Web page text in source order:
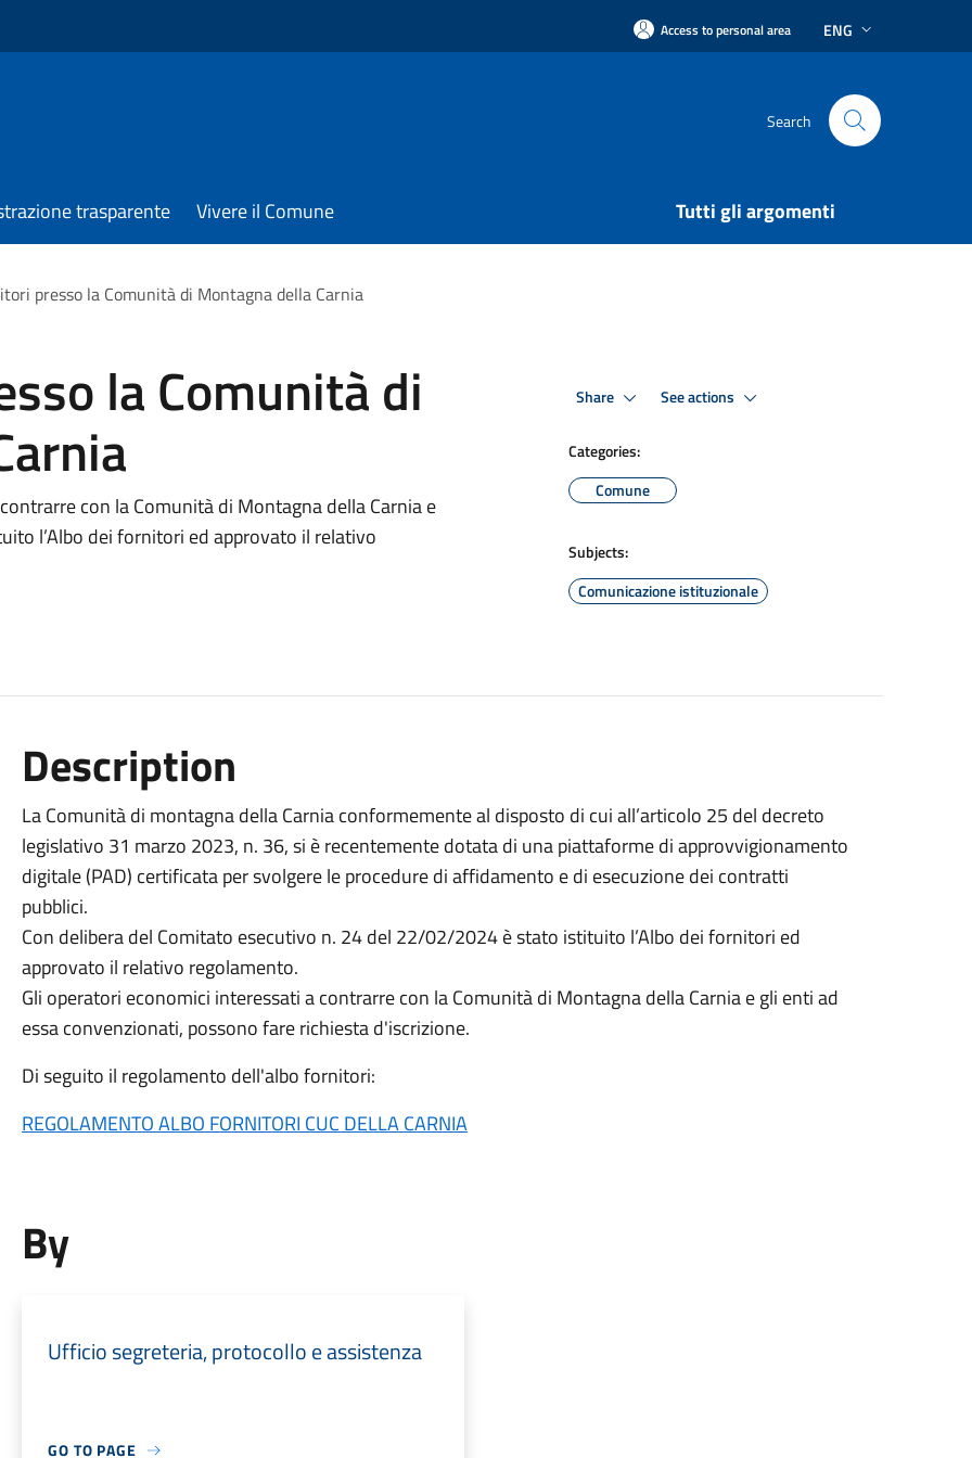
Access to personal area ENG
Search
trasparente Vivere il Comune Tutti gli argomenti
presso la Comunità di Montagna della Carnia
la Comunità di
con la Comunità di Montagna della Carnia e
l’Albo dei fornitori ed approvato il relativo
Share See actions
Categories:
Comune
Subjects:
Comunicazione istituzionale
Description
La Comunità di montagna della Carnia conformemente al disposto di cui all’articolo 25 del decreto
legislativo 31 marzo 2023, n. 36, si è recentemente dotata di una piattaforme di approvvigionamento
digitale (PAD) certificata per svolgere le procedure di affidamento e di esecuzione dei contratti
pubblici.
Con delibera del Comitato esecutivo n. 24 del 22/02/2024 è stato istituito l’Albo dei fornitori ed
approvato il relativo regolamento.
Gli operatori economici interessati a contrarre con la Comunità di Montagna della Carnia e gli enti ad
essa convenzionati, possono fare richiesta d'iscrizione.
Di seguito il regolamento dell'albo fornitori:
REGOLAMENTO ALBO FORNITORI CUC DELLA CARNIA
By
Ufficio segreteria, protocollo e assistenza
GO TO PAGE